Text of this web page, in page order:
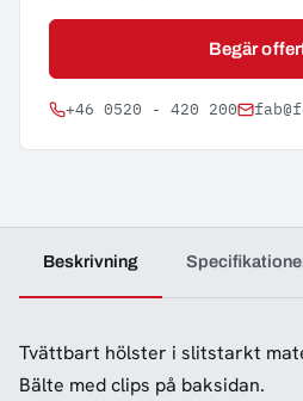
Begär
+46 0520 - 420 200
Beskrivning
Tvättbart hölster i slitstarkt
Bälte med clips på baksidan.